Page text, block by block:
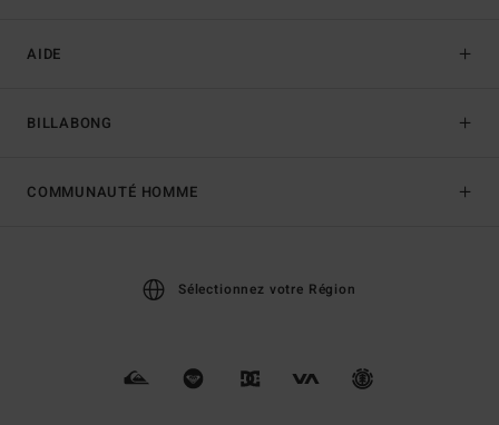
AIDE
BILLABONG
COMMUNAUTÉ HOMME
Sélectionnez votre Région